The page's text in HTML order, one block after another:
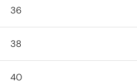
36
38
40